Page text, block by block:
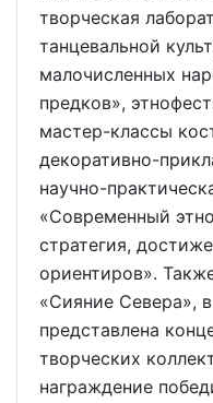
творческая
танцевальной
малочисленных
предков»,
мастер-классы
декоративно-
научно-
«Современный
стратегия,
ориентиров».
«Сияние Севера»,
представлена
творческих
награждение